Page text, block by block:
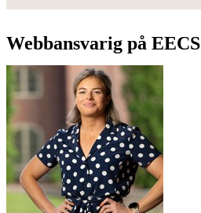
Webbansvarig på EECS